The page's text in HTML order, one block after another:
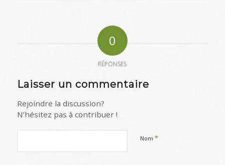
0
RÉPONSES
Laisser un commentaire
Rejoindre la discussion?
N’hésitez pas à contribuer !
Nom *